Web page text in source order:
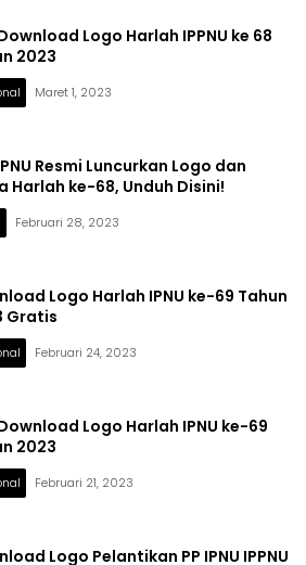
Logo Harlah IPPNU ke 68
2023
Maret 1, 2023
Resmi Luncurkan Logo dan
Harlah ke-68, Unduh Disini!
Februari 28, 2023
Logo Harlah IPNU ke-69 Tahun
Gratis
Februari 24, 2023
Logo Harlah IPNU ke-69
2023
Februari 21, 2023
Logo Pelantikan PP IPNU IPPNU